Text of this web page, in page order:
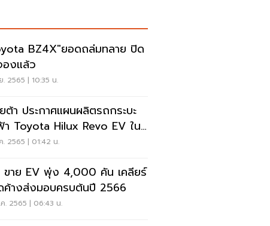
BZ4X"ยอดถล่มทลาย ปิด
องแล้ว
. 2565 | 10:35 น.
ต้า ประกาศแผนผลิตรถกระบะ
Toyota Hilux Revo EV ใน
เปิดตัวปี 2023
. 2565 | 01:42 น.
ขาย EV พุ่ง 4,000 คัน เคลียร์
ค้างส่งมอบครบต้นปี 2566
. 2565 | 06:43 น.